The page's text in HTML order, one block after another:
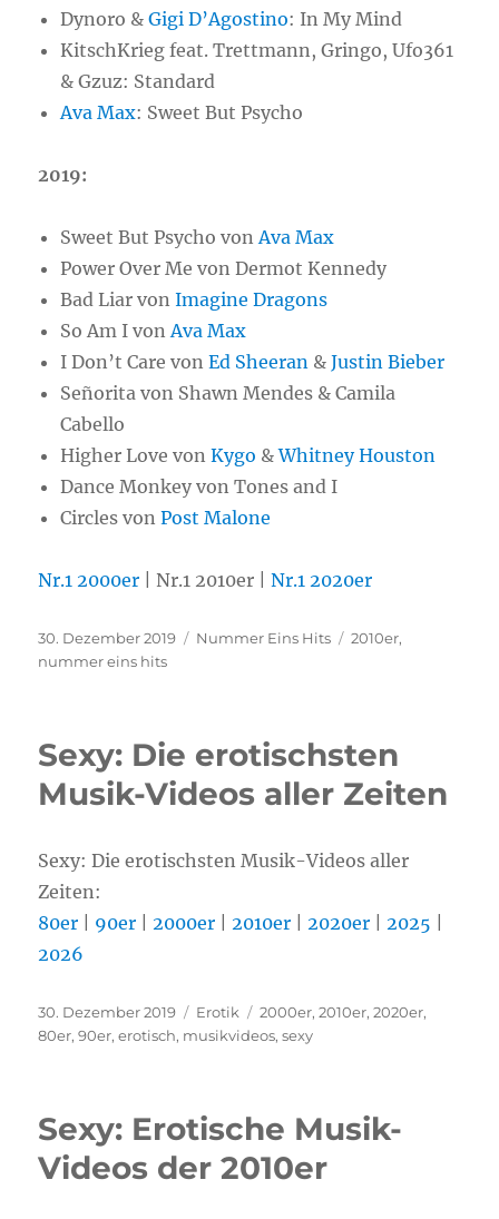
Dynoro &Gigi D’Agostino: In My Mind
KitschKrieg feat. Trettmann, Gringo, Ufo361
& Gzuz: Standard
Ava Max: Sweet But Psycho
2019:
Sweet But Psycho vonAva Max
Power Over Me von Dermot Kennedy
Bad Liar vonImagine Dragons
So Am I vonAva Max
I Don’t Care vonEd Sheeran &Justin Bieber
Señorita von Shawn Mendes & Camila
Cabello
Higher Love vonKygo &Whitney Houston
Dance Monkey von Tones and I
Circles vonPost Malone
Nr.1 2000er | Nr.1 2010er |Nr.1 2020er
Veröffentlicht
am
30. Dezember 2019 Kategorien
Nummer Eins Hits Schlagwörter
2010er,
nummer eins hits
Sexy: Die erotischsten
Musik-Videos aller Zeiten
Sexy: Die erotischsten Musik-Videos aller
Zeiten:
80er
90er |2000er |2010er |2020er |2025
2026
Veröffentlicht
am
30. Dezember 2019 Kategorien
Erotik Schlagwörter
2000er,2010er,2020er,
80er,90er,erotisch, musikvideos,sexy
Sexy: Erotische Musik-
Videos der 2010er